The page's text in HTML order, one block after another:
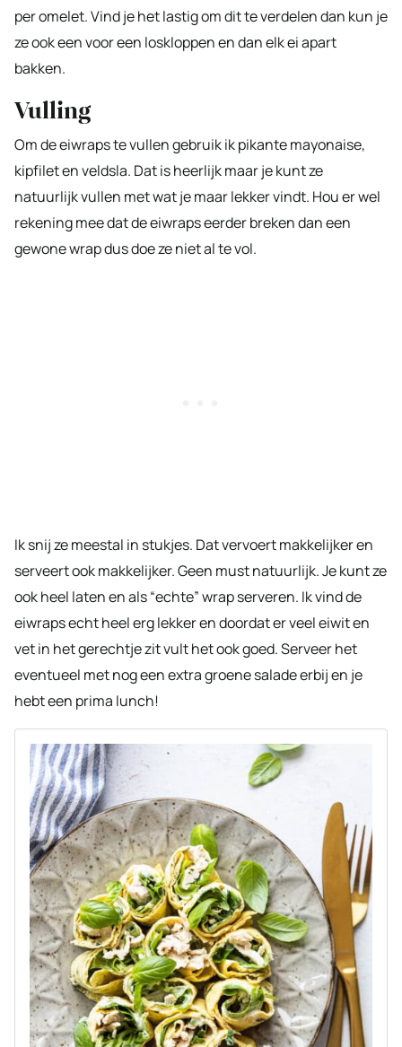
per omelet. Vind je het lastig om dit te verdelen dan kun je
ze ook een voor een loskloppen en dan elk ei apart
bakken.
Vulling
Om de eiwraps te vullen gebruik ik pikante mayonaise,
kipfilet en veldsla. Dat is heerlijk maar je kunt ze
natuurlijk vullen met wat je maar lekker vindt. Hou er wel
rekening mee dat de eiwraps eerder breken dan een
gewone wrap dus doe ze niet al te vol.
Ik snij ze meestal in stukjes. Dat vervoert makkelijker en
serveert ook makkelijker. Geen must natuurlijk. Je kunt ze
ook heel laten en als “echte” wrap serveren. Ik vind de
eiwraps echt heel erg lekker en doordat er veel eiwit en
vet in het gerechtje zit vult het ook goed. Serveer het
eventueel met nog een extra groene salade erbij en je
hebt een prima lunch!